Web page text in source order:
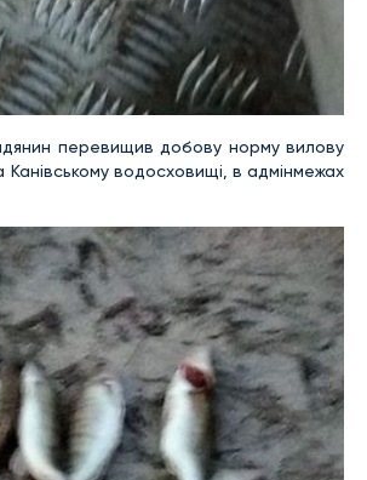
перевищив добову норму вилову
Канівському водосховищі, в адмінмежах